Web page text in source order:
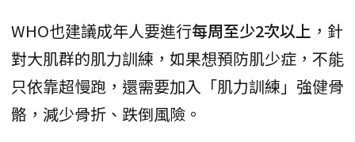
WHO也建議成年人要進行每周至少2次以上 ，針
對大肌群的肌力訓練，如果想預防肌少症，不能
只依靠超慢跑，還需要加入「肌力訓練」強健骨
骼，減少骨折、跌倒風險。